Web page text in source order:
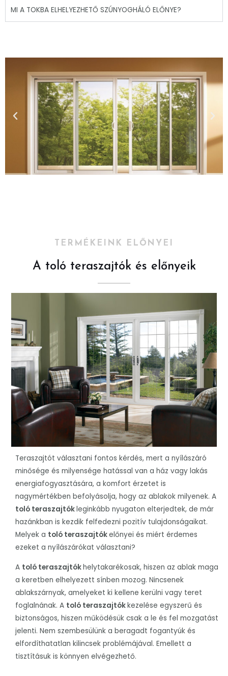
MI A TOKBA ELHELYEZHETŐ SZÚNYOGHÁLÓ ELŐNYE?
TERMÉKEINK ELŐNYEI
A toló teraszajtók és előnyeik
Teraszajtót választani fontos kérdés, mert a nyílászáró
minősége és milyensége hatással van a ház vagy lakás
energiafogyasztására, a komfort érzetet is
nagymértékben befolyásolja, hogy az ablakok milyenek. A
toló teraszajtókleginkább nyugaton elterjedtek, de már
hazánkban is kezdik felfedezni pozitív tulajdonságaikat.
Melyek a toló teraszajtókelőnyei és miért érdemes
ezeket a nyílászárókat választani?
A toló teraszajtókhelytakarékosak, hiszen az ablak maga
a keretben elhelyezett sínben mozog. Nincsenek
ablakszárnyak, amelyeket ki kellene kerülni vagy teret
foglalnának. A toló teraszajtókkezelése egyszerű és
biztonságos, hiszen működésük csak a le és fel mozgatást
jelenti. Nem szembesülünk a beragadt fogantyúk és
elfordíthatatlan kilincsek problémájával. Emellett a
tisztításuk is könnyen elvégezhető.